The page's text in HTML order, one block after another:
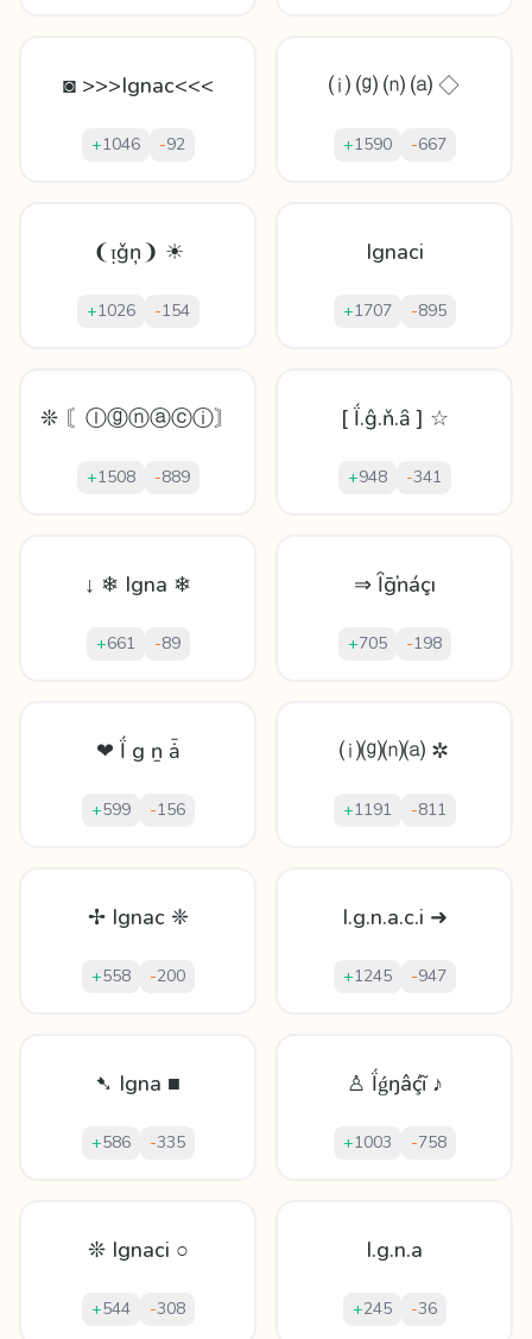
◙ >>>Ignac<<<
+1046 -92
⒤ ⒢ ⒩ ⒜ ◇
+1590 -667
❨ᴉǧņ❩ ☀
+1026 -154
Ignaci
+1707 -895
❊ 〘Ⓘⓖⓝⓐⓒⓘ〙
+1508 -889
[ Ḯ.ĝ.ň.ȃ ] ☆
+948 -341
↓ ❄ Igna ❄
+661 -89
⇒ Ȋḡŉáçı
+705 -198
❤ Ḯ g ṉ ǡ
+599 -156
⒤⒢⒩⒜ ✲
+1191 -811
✢ Ignac ❈
+558 -200
I.g.n.a.c.i ➜
+1245 -947
➷ Igna ■
+586 -335
♙ Ḯǵŋâḉĩ ♪
+1003 -758
❊ Ignaci ○
+544 -308
I.g.n.a
+245 -36